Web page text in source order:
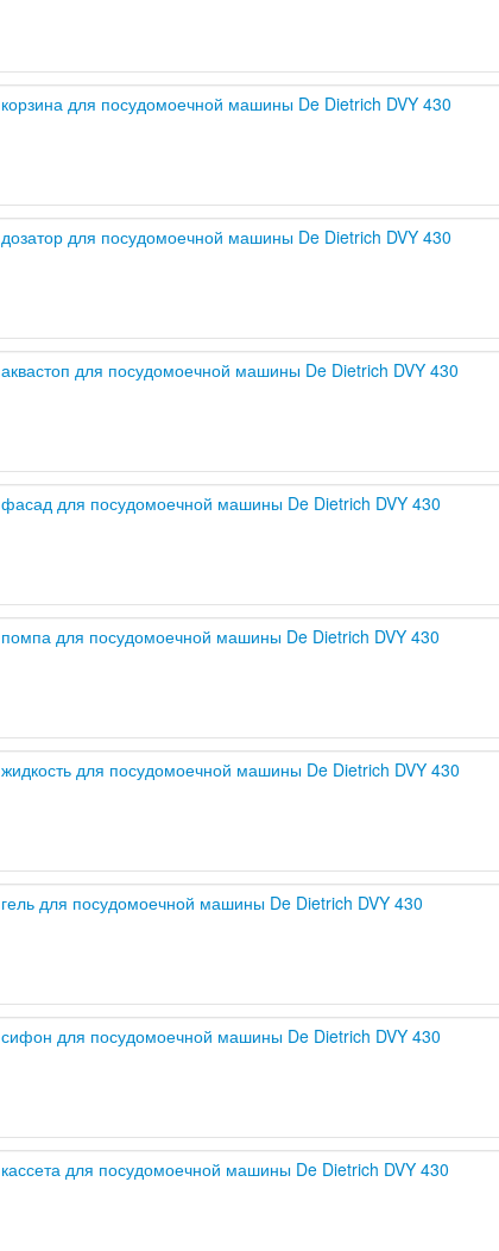
корзина для посудомоечной машины De Dietrich DVY 430
дозатор для посудомоечной машины De Dietrich DVY 430
аквастоп для посудомоечной машины De Dietrich DVY 430
фасад для посудомоечной машины De Dietrich DVY 430
помпа для посудомоечной машины De Dietrich DVY 430
жидкость для посудомоечной машины De Dietrich DVY 430
гель для посудомоечной машины De Dietrich DVY 430
сифон для посудомоечной машины De Dietrich DVY 430
кассета для посудомоечной машины De Dietrich DVY 430